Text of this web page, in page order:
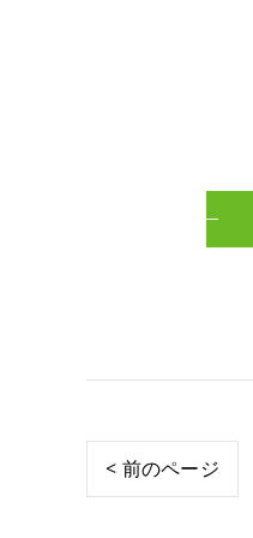
< 前のページ